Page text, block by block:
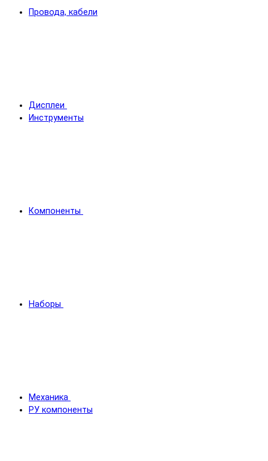
Провода, кабели
Дисплеи
Инструменты
Компоненты
Наборы
Механика
РУ компоненты